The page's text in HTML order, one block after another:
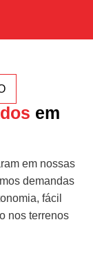
em
em nossas
demandas
fácil
nos terrenos